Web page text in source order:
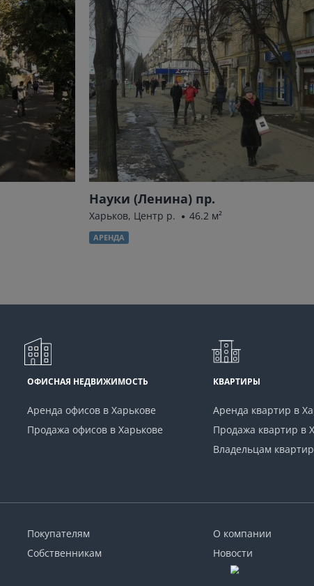
Науки (Ленина) пр.
Харьков, Центр р. 46.2 м²
АРЕНДА
ОФИСНАЯ НЕДВИЖИМОСТЬ
Аренда офисов в Харькове
Продажа офисов в Харькове
КВАРТИРЫ
Аренда квартир в
Продажа квартир в
Владельцам
Покупателям
Собственникам
О компании
Новости